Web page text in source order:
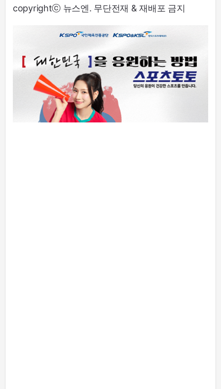
copyrightⓒ 뉴스엔. 무단전재 & 재배포 금지